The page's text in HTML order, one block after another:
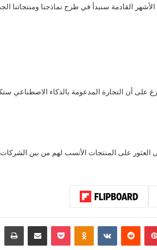
القادمة سنبدأ في طرح نماذجنا ومنتجاتنا
أن التجارة المدعومة بالذكاء الاصطناعي
على المنتجات الأنسب لهم من بين الشركات
بينتيريست ‏Reddit
‏VKontakte
Odnoklassniki
‫Pocket مشاركة عبر البريد طباعة